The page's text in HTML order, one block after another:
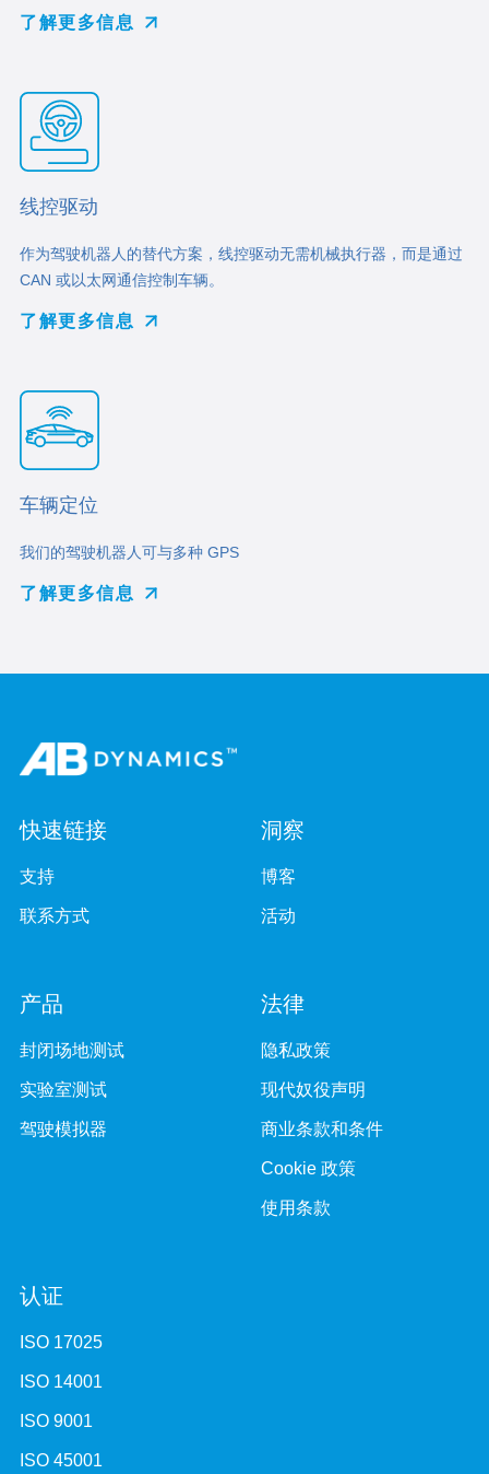
了解更多信息
线控驱动
作为驾驶机器人的替代方案，线控驱动无需机械执行器，而是通过
CAN 或以太网通信控制车辆。
了解更多信息
车辆定位
我们的驾驶机器人可与多种 GPS
了解更多信息
快速链接
支持
联系方式
洞察
博客
活动
产品
封闭场地测试
实验室测试
驾驶模拟器
法律
隐私政策
现代奴役声明
商业条款和条件
Cookie 政策
使用条款
认证
ISO 17025
ISO 14001
ISO 9001
ISO 45001